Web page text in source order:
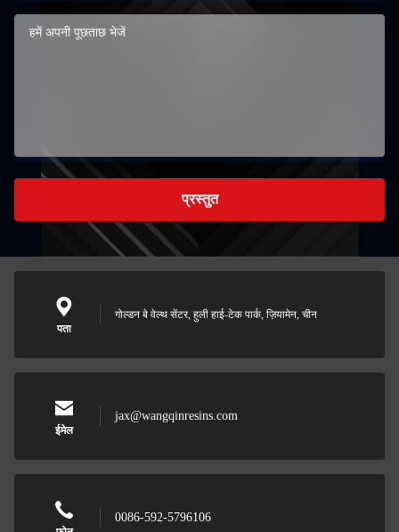
प्रस्तुत
पता
गोल्डन बे वेल्थ सेंटर, हुली हाई-टेक पार्क, ज़ियामेन, चीन
ईमेल
jax@wangqinresins.com
0086-592-5796106